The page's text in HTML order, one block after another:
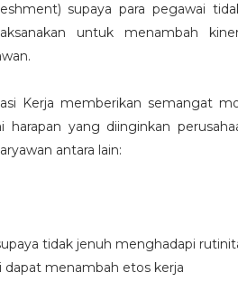
supaya para pegawai
untuk menambah
Kerja memberikan semangat
yang diinginkan
antara lain:
tidak jenuh menghadapi
menambah etos kerja